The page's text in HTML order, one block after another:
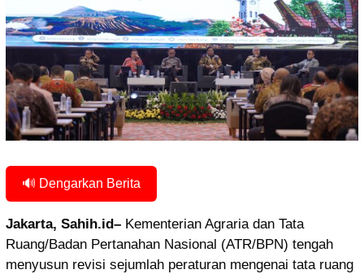
🔊 Dengarkan Berita
Jakarta, Sahih.id– Kementerian Agraria dan Tata
Ruang/Badan Pertanahan Nasional (ATR/BPN) tengah
menyusun revisi sejumlah peraturan mengenai tata ruang